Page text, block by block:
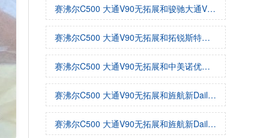
赛沸尔C500 大通V90无拓展和骏驰大通V80哪个好
赛沸尔C500 大通V90无拓展和拓锐斯特新Daily（欧胜）哪个好
赛沸尔C500 大通V90无拓展和中美诺优大通V80哪个好
赛沸尔C500 大通V90无拓展和旌航新Daily（欧胜）哪个好
赛沸尔C500 大通V90无拓展和旌航新Daily（欧胜）哪个好